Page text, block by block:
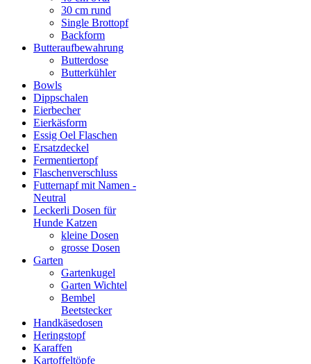
30 cm rund
Single Brottopf
Backform
Butteraufbewahrung
Butterdose
Butterkühler
Bowls
Dippschalen
Eierbecher
Eierkäsform
Essig Oel Flaschen
Ersatzdeckel
Fermentiertopf
Flaschenverschluss
Futternapf mit Namen -
Neutral
Leckerli Dosen für
Hunde Katzen
kleine Dosen
grosse Dosen
Garten
Gartenkugel
Garten Wichtel
Bembel
Beetstecker
Handkäsedosen
Heringstopf
Karaffen
Kartoffeltöpfe